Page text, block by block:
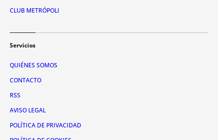
CLUB METRÓPOLI
Servicios
QUIÉNES SOMOS
CONTACTO
RSS
AVISO LEGAL
POLÍTICA DE PRIVACIDAD